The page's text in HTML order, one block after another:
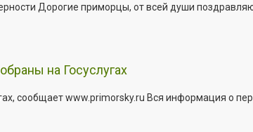
Дорогие приморцы, от всей души поздравляю
на Госуслугах
сообщает www.primorsky.ru Вся информация о